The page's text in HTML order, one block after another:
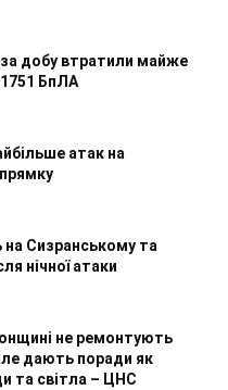
за добу втратили майже
БпЛА
атак на
Сизранському та
нічної атаки
не ремонтують
дають поради як
та світла – ЦНС